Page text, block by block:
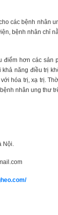
các bệnh nhân
bệnh nhân chỉ
hơn các sản
năng điều trị
hóa trị, xạ trị.
nhân ung thư
Nội.